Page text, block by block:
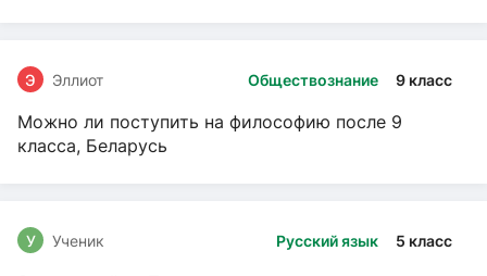
Обществознание 9 класс
Э Эллиот
Можно ли поступить на философию после 9
класса, Беларусь
Русский язык 5 класс
У Ученик